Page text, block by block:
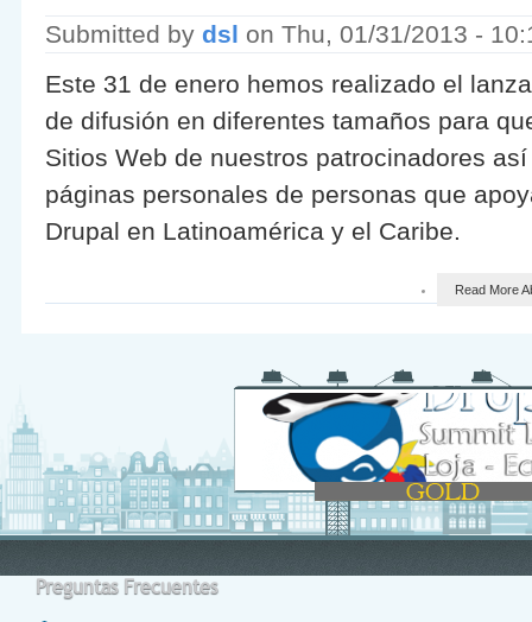
Submitted by dsl on Thu, 01/31/2013 -
Este 31 de enero hemos realizado el
de difusión en diferentes tamaños para
Sitios Web de nuestros patrocinadores
páginas personales de personas que
Drupal en Latinoamérica y el Caribe.
Read More
Preguntas Frecuentes